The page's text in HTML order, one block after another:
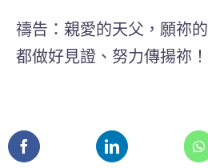
禱告：親愛的天父，願祢
都做好見證、努力傳揚祢！